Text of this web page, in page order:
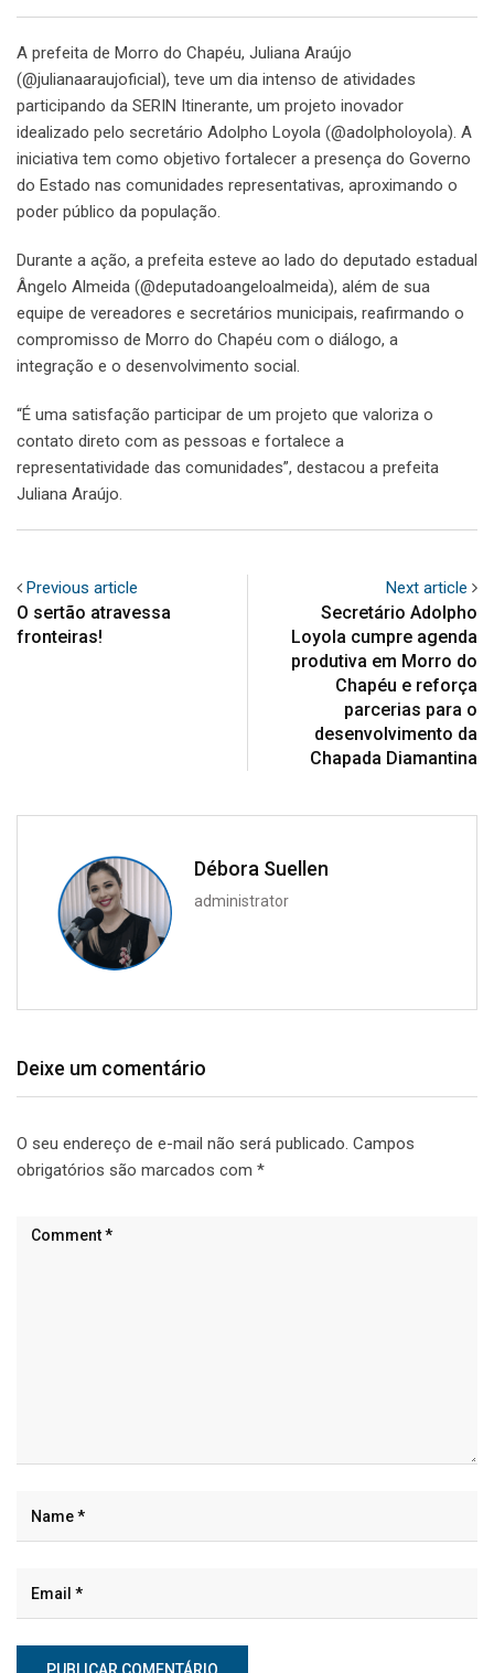
A prefeita de Morro do Chapéu, Juliana Araújo
(@julianaaraujoficial), teve um dia intenso de atividades
participando da SERIN Itinerante, um projeto inovador
idealizado pelo secretário Adolpho Loyola (@adolpholoyola). A
iniciativa tem como objetivo fortalecer a presença do Governo
do Estado nas comunidades representativas, aproximando o
poder público da população.
Durante a ação, a prefeita esteve ao lado do deputado estadual
Ângelo Almeida (@deputadoangeloalmeida), além de sua
equipe de vereadores e secretários municipais, reafirmando o
compromisso de Morro do Chapéu com o diálogo, a
integração e o desenvolvimento social.
“É uma satisfação participar de um projeto que valoriza o
contato direto com as pessoas e fortalece a
representatividade das comunidades”, destacou a prefeita
Juliana Araújo.
Previous article
O sertão atravessa
fronteiras!
Next article
Secretário Adolpho
Loyola cumpre agenda
produtiva em Morro do
Chapéu e reforça
parcerias para o
desenvolvimento da
Chapada Diamantina
Débora Suellen
administrator
Deixe um comentário
O seu endereço de e-mail não será publicado. Campos
obrigatórios são marcados com *